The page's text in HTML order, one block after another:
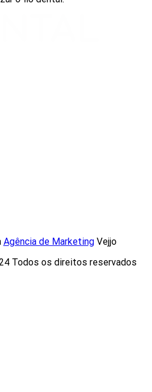
Agência de MarketingVejjo​
Todos os direitos reservados